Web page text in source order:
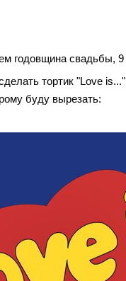
годовщина свадьбы, 9
тортик "Love
буду вырезать: